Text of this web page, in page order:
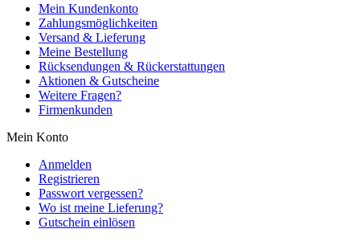
Mein Kundenkonto
Zahlungsmöglichkeiten
Versand & Lieferung
Meine Bestellung
Rücksendungen & Rückerstattungen
Aktionen & Gutscheine
Weitere Fragen?
Firmenkunden
Mein Konto
Anmelden
Registrieren
Passwort vergessen?
Wo ist meine Lieferung?
Gutschein einlösen